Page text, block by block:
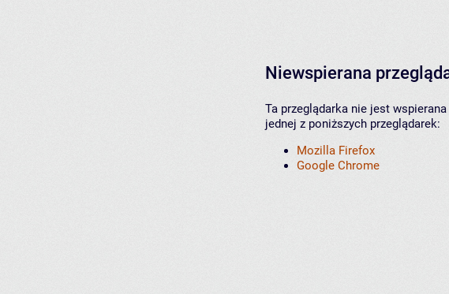
Niewspierana
Ta przeglądarka nie jest
jednej z poniższych przeglądarek:
Mozilla Firefox
Google Chrome